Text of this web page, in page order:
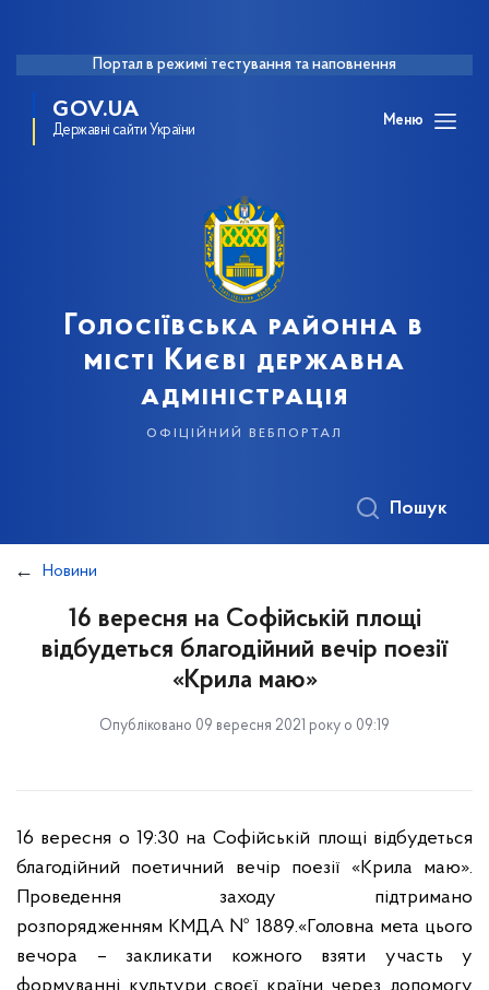
Портал в режимі тестування та наповнення
GOV.UA
Державні сайти України
Меню
Голосіївська районна в
місті Києві державна
адміністрація
офіційний вебпортал
Пошук
Новини
16 вересня на Софійській площі
відбудеться благодійний вечір поезії
«Крила маю»
Опубліковано 09 вересня 2021 року о 09:19
16 вересня о 19:30 на Софійській площі відбудеться
благодійний поетичний вечір поезії «Крила маю».
Проведення заходу підтримано
розпорядженням КМДА № 1889.«Головна мета цього
вечора – закликати кожного взяти участь у